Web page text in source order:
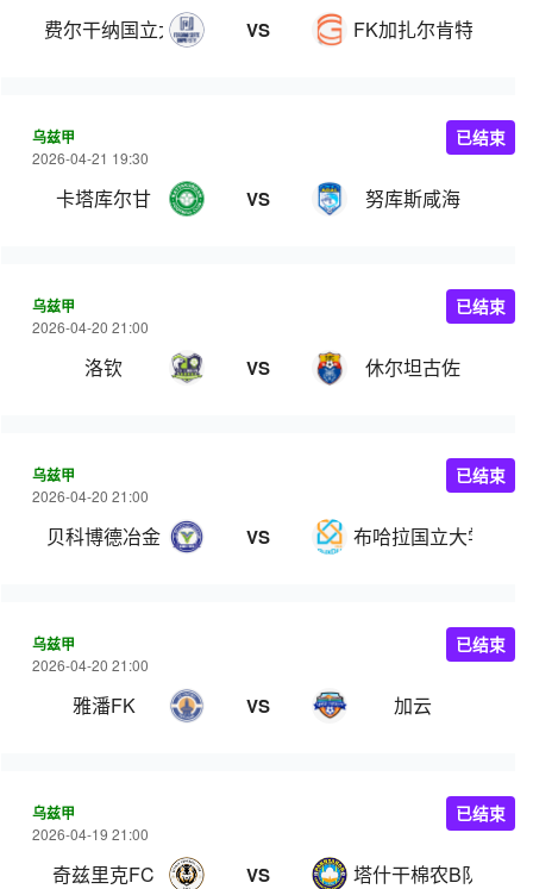
费尔干纳国立大学 VS FK加扎尔肯特
乌兹甲
2026-04-21 19:30
卡塔库尔甘 VS 努库斯咸海
已结束
乌兹甲
2026-04-20 21:00
洛钦 VS 休尔坦古佐
已结束
乌兹甲
2026-04-20 21:00
贝科博德冶金 VS 布哈拉国立大学
已结束
乌兹甲
2026-04-20 21:00
雅潘FK VS 加云
已结束
乌兹甲
2026-04-19 21:00
奇兹里克FC VS 塔什干棉农B队
已结束